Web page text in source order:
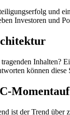
und
Investoren und
können
ist der Trend